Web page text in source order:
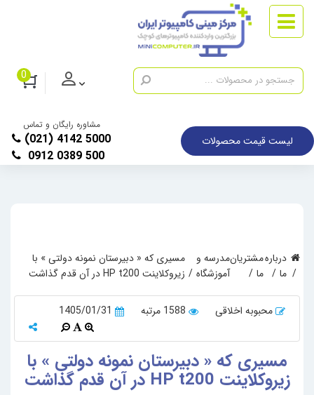
0
لیست قیمت محصولات
مشاوره رایگان و تماس
(021) 4142 5000
0912 0389 500
درباره
ما
مشتریان
ما
مدرسه و
آموزشگاه
مسیری که « دبیرستان نمونه دولتی » با
زیرو‌کلاینت HP t200 در آن قدم گذاشت
محبوبه اخلاقی 1588 مرتبه 1405/01/31
مسیری که « دبیرستان نمونه دولتی » با
زیرو‌کلاینت HP t200 در آن قدم گذاشت